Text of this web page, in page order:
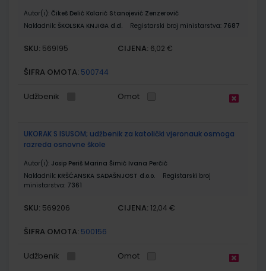
Autor(i): Čikeš Delić Kolarić Stanojević Zenzerović
Nakladnik: ŠKOLSKA KNJIGA d.d. Registarski broj ministarstva: 7687
SKU: 569195 CIJENA: 6,02 €
ŠIFRA OMOTA: 500744
Udžbenik Omot
UKORAK S ISUSOM; udžbenik za katolički vjeronauk osmoga
razreda osnovne škole
Autor(i): Josip Periš Marina Šimić Ivana Perčić
Nakladnik: KRŠĆANSKA SADAŠNJOST d.o.o.
Registarski broj
ministarstva: 7361
SKU: 569206 CIJENA: 12,04 €
ŠIFRA OMOTA: 500156
Udžbenik Omot